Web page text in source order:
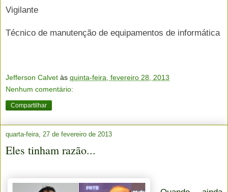
Vigilante
Técnico de manutenção de equipamentos de informática
Jefferson Calvet às quinta-feira, fevereiro 28, 2013
Nenhum comentário:
Compartilhar
quarta-feira, 27 de fevereiro de 2013
Eles tinham razão...